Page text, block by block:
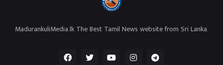
MadurankuliMedia.lk The Best Tamil News website from Sri Lanka.